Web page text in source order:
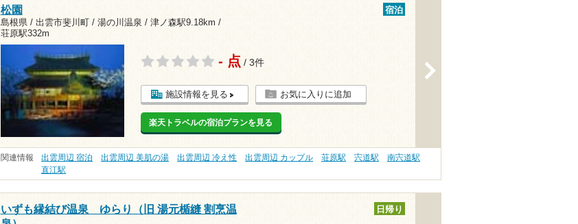
松園
島根県 / 出雲市斐川町 / 湯の川温泉 / 津ノ森駅9.18km /
荘原駅332m
宿泊
- 点 / 3件
施設情報を見る お気に入りに追加
楽天トラベルの宿泊プランを見る
関連情報 出雲周辺 宿泊 出雲周辺 美肌の湯 出雲周辺 冷え性 出雲周辺 カップル 荘原駅 宍道駅
南宍道駅
直江駅
いずも縁結び温泉 ゆらり（旧 湯元楯縫 割烹温
日帰り